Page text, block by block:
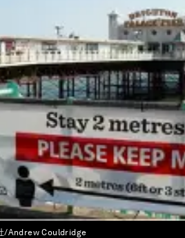
/Andrew Couldridge